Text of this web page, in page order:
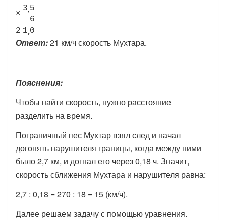
×
3 5
6
2 1 0
Ответ:21 км/ч скорость Мухтара.
Пояснения:
Чтобы найти скорость, нужно расстояние
разделить на время.
Пограничный пес Мухтар взял след и начал
догонять нарушителя границы, когда между ними
было 2,7 км, и догнал его через 0,18 ч. Значит,
скорость сближения Мухтара и нарушителя равна:
2,7 : 0,18 = 270 : 18 = 15 (км/ч).
Далее решаем задачу с помощью уравнения.